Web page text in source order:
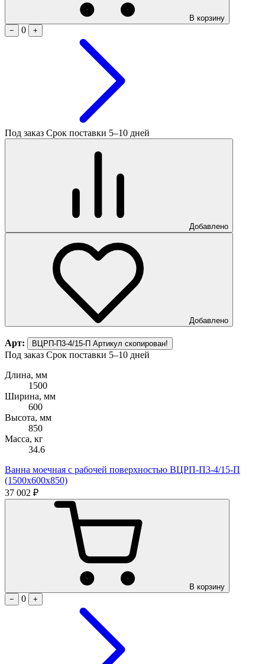
В корзину
−
0 +
Под заказ Срок поставки 5–10 дней
Добавлено
Добавлено
Арт: ВЦРП-П3-4/15-П Артикул скопирован!
Под заказ Срок поставки 5–10 дней
Длина, мм
1500
Ширина, мм
600
Высота, мм
850
Масса, кг
34.6
Ванна моечная с рабочей поверхностью ВЦРП-П3-4/15-П
(1500х600х850)
37 002 ₽
В корзину
−
0 +